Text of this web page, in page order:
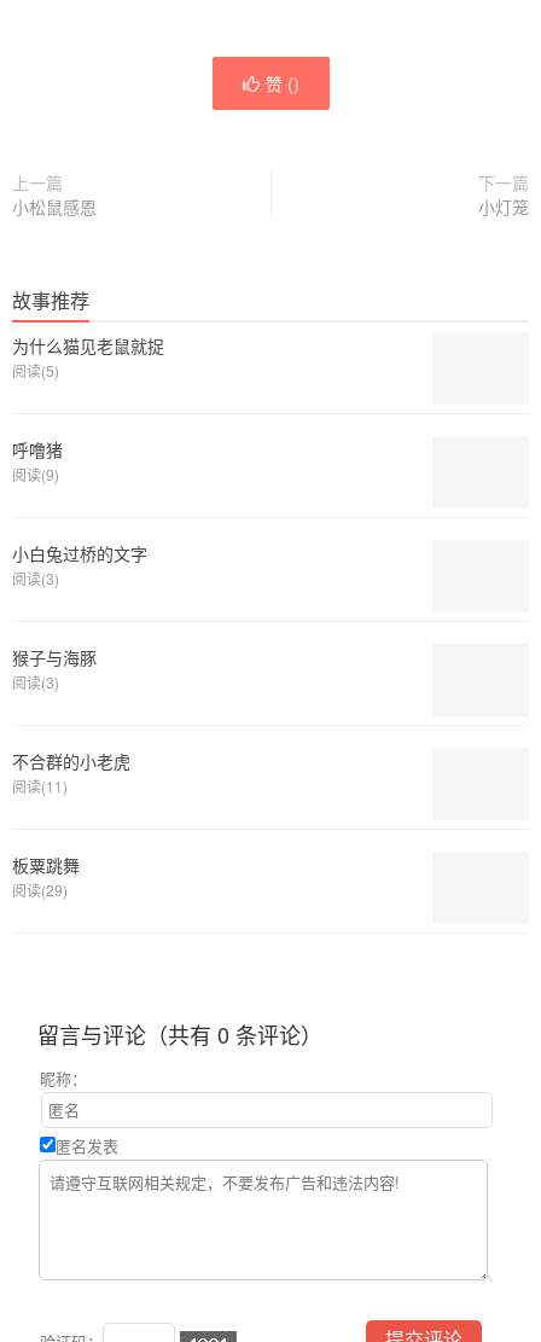
赞 ()
上一篇
小松鼠感恩
下一篇
小灯笼
故事推荐
为什么猫见老鼠就捉
阅读(5)
呼噜猪
阅读(9)
小白兔过桥的文字
阅读(3)
猴子与海豚
阅读(3)
不合群的小老虎
阅读(11)
板粟跳舞
阅读(29)
留言与评论（共有 0 条评论）
昵称：
匿名发表